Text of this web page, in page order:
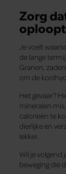
Zorg
oploopt
Je voelt
de lange
Granen,
om de
Het gevaar?
mineralen
calorieën te
dierlijke en
lekker.
Wil je volgend
beweging die